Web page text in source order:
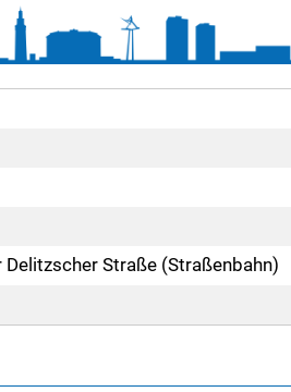
Straße (Straßenbahn)